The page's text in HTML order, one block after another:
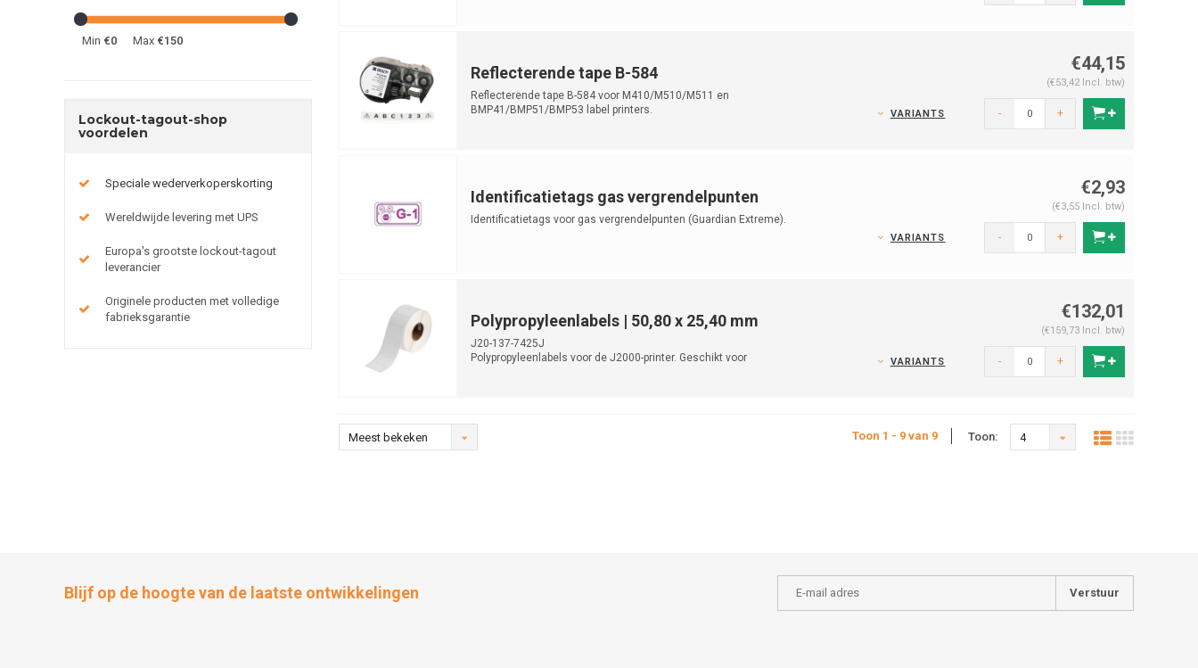
Min €0 Max €150
Lockout-tagout-shop
voordelen
Speciale wederverkoperskorting
Wereldwijde levering met UPS
Europa's grootste lockout-tagout
leverancier
Originele producten met volledige
fabrieksgarantie
Reflecterende tape B-584
Reflecterende tape B-584 voor M410/M510/M511 en
BMP41/BMP51/BMP53 label printers.
€44,15
(€53,42 Incl. btw)
VARIANTS - +
Identificatietags gas vergrendelpunten
Identificatietags voor gas vergrendelpunten (Guardian Extreme).
€2,93
(€3,55 Incl. btw)
VARIANTS - +
Polypropyleenlabels | 50,80 x 25,40 mm
J20-137-7425J
Polypropyleenlabels voor de J2000-printer. Geschikt voor
€132,01
(€159,73 Incl. btw)
VARIANTS - +
Meest bekeken Toon 1 - 9 van 9 Toon: 4
Blijf op de hoogte van de laatste ontwikkelingen Verstuur